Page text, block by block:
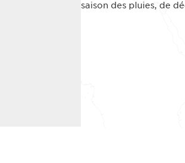
saison des pluies, de